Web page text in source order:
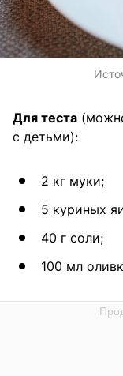
Для теста
с детьми):
2 кг муки;
5 куриных
40 г соли;
100 мл